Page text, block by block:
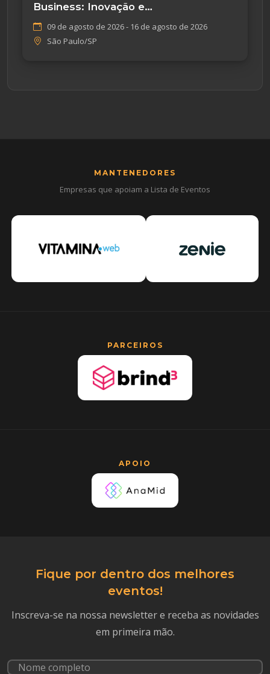
Business: Inovação e
Empreendedorismo
09 de agosto de 2026 - 16 de agosto de 2026
São Paulo/SP
MANTENEDORES
Empresas que apoiam a Lista de Eventos
PARCEIROS
APOIO
Fique por dentro dos melhores
eventos!
Inscreva-se na nossa newsletter e receba as novidades
em primeira mão.